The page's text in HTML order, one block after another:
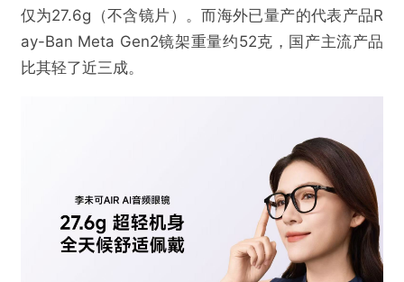
仅为27.6g（不含镜片）。而海外已量产的代表产品R
ay-Ban Meta Gen2镜架重量约52克，国产主流产品
比其轻了近三成。